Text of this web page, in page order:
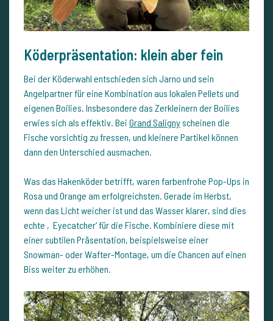
Köderpräsentation: klein aber fein
Bei der Köderwahl entschieden sich Jarno und sein
Angelpartner für eine Kombination aus lokalen Pellets und
eigenen Boilies. Insbesondere das Zerkleinern der Boilies
erwies sich als effektiv. Bei Grand Salignyscheinen die
Fische vorsichtig zu fressen, und kleinere Partikel können
dann den Unterschied ausmachen.
Was das Hakenköder betrifft, waren farbenfrohe Pop-Ups in
Rosa und Orange am erfolgreichsten. Gerade im Herbst,
wenn das Licht weicher ist und das Wasser klarer, sind dies
echte ‚Eyecatcher‘ für die Fische. Kombiniere diese mit
einer subtilen Präsentation, beispielsweise einer
Snowman- oder Wafter-Montage, um die Chancen auf einen
Biss weiter zu erhöhen.